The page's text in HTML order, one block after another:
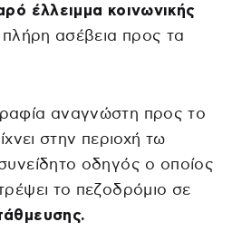
έλλειμμα κοινωνικής
πλήρη ασέβεια προς τα
αναγνώστη προς το
στην περιοχή τω
οδηγός ο οποίος
το πεζοδρόμιο σε